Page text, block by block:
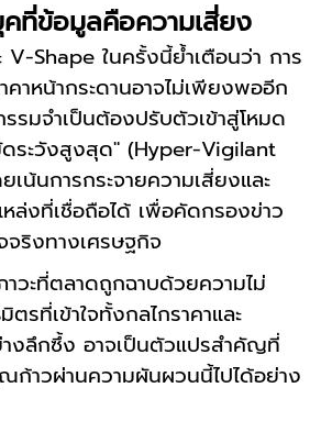
ที่ข้อมูลคือความเสี่ยง
V-Shape ในครั้งนี้ย้ำเตือนว่า การ
คาหน้ากระดานอาจไม่เพียงพออีก
รมจำเป็นต้องปรับตัวเข้าสู่โหมด
ดระวังสูงสุด" (Hyper-Vigilant
น้นการกระจายความเสี่ยงและ
ล่งที่เชื่อถือได้ เพื่อคัดกรองข่าว
ริงทางเศรษฐกิจ
วะที่ตลาดถูกฉาบด้วยความไม่
รที่เข้าใจทั้งกลไกราคาและ
งลึกซึ้ง อาจเป็นตัวแปรสำคัญที่
ก้าวผ่านความผันผวนนี้ไปได้อย่าง